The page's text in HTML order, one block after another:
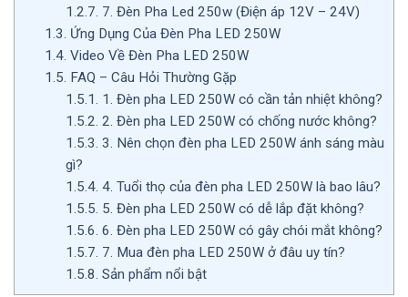
1.2.7. 7. Đèn Pha Led 250w (Điện áp 12V – 24V)
1.3. Ứng Dụng Của Đèn Pha LED 250W
1.4. Video Về Đèn Pha LED 250W
1.5. FAQ – Câu Hỏi Thường Gặp
1.5.1. 1. Đèn pha LED 250W có cần tản nhiệt không?
1.5.2. 2. Đèn pha LED 250W có chống nước không?
1.5.3. 3. Nên chọn đèn pha LED 250W ánh sáng màu
gì?
1.5.4. 4. Tuổi thọ của đèn pha LED 250W là bao lâu?
1.5.5. 5. Đèn pha LED 250W có dễ lắp đặt không?
1.5.6. 6. Đèn pha LED 250W có gây chói mắt không?
1.5.7. 7. Mua đèn pha LED 250W ở đâu uy tín?
1.5.8. Sản phẩm nổi bật